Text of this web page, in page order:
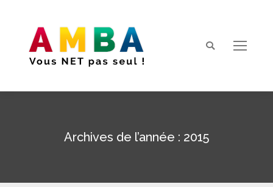
Search:
Archives de l’année : 2015